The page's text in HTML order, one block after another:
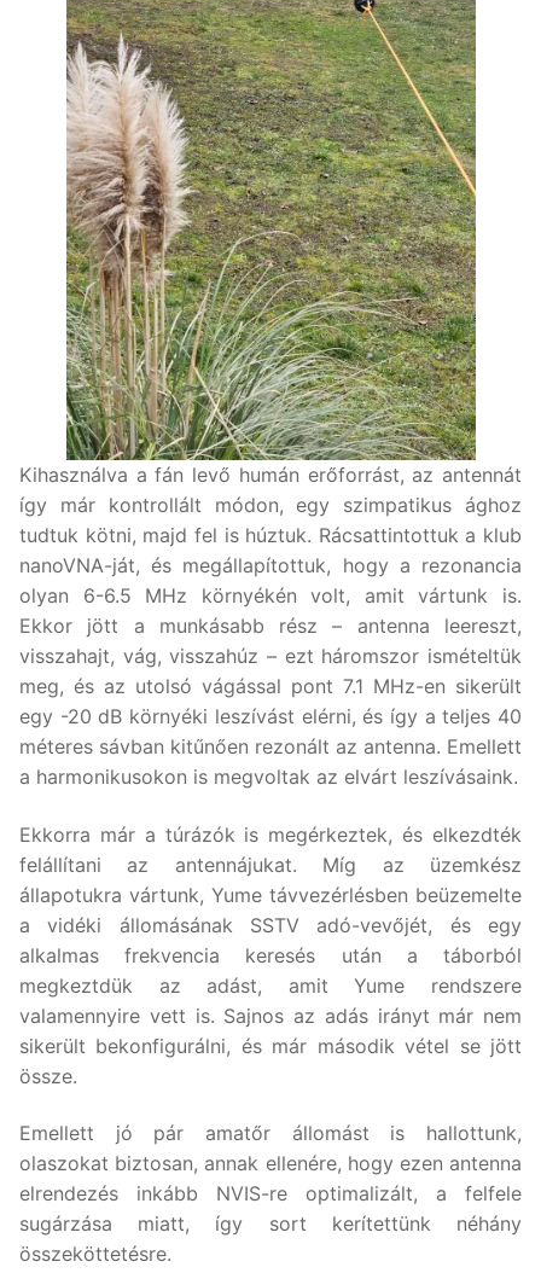
Kihasználva a fán levő humán erőforrást, az antennát
így már kontrollált módon, egy szimpatikus ághoz
tudtuk kötni, majd fel is húztuk. Rácsattintottuk a klub
nanoVNA-ját, és megállapítottuk, hogy a rezonancia
olyan 6-6.5 MHz környékén volt, amit vártunk is.
Ekkor jött a munkásabb rész – antenna leereszt,
visszahajt, vág, visszahúz – ezt háromszor ismételtük
meg, és az utolsó vágással pont 7.1 MHz-en sikerült
egy -20 dB környéki leszívást elérni, és így a teljes 40
méteres sávban kitűnően rezonált az antenna. Emellett
a harmonikusokon is megvoltak az elvárt leszívásaink.
Ekkorra már a túrázók is megérkeztek, és elkezdték
felállítani az antennájukat. Míg az üzemkész
állapotukra vártunk, Yume távvezérlésben beüzemelte
a vidéki állomásának SSTV adó-vevőjét, és egy
alkalmas frekvencia keresés után a táborból
megkeztdük az adást, amit Yume rendszere
valamennyire vett is. Sajnos az adás irányt már nem
sikerült bekonfigurálni, és már második vétel se jött
össze.
Emellett jó pár amatőr állomást is hallottunk,
olaszokat biztosan, annak ellenére, hogy ezen antenna
elrendezés inkább NVIS-re optimalizált, a felfele
sugárzása miatt, így sort kerítettünk néhány
összeköttetésre.